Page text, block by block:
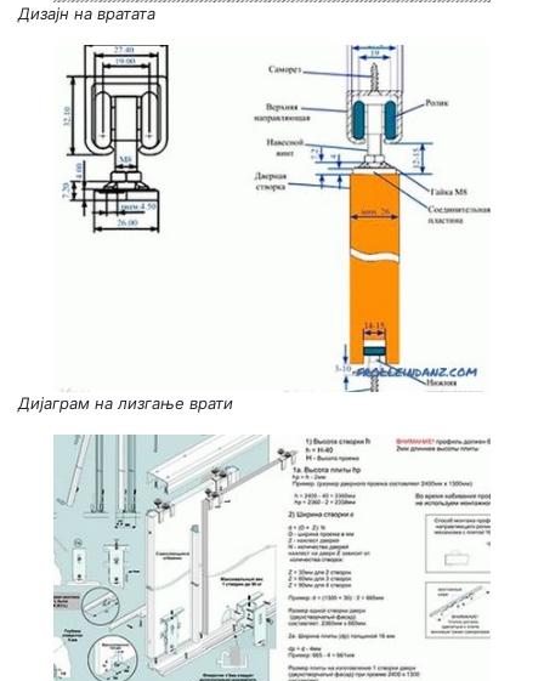
Дизајн на вратата
Дијаграм на лизгање врати